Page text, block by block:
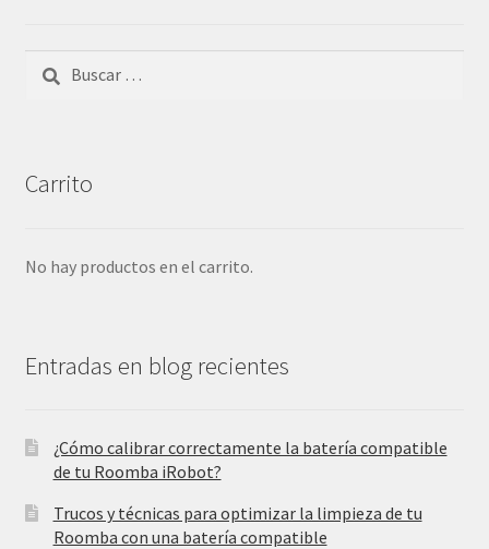
Carrito
No hay productos en el carrito.
Entradas en blog recientes
¿Cómo calibrar correctamente la batería compatible
de tu Roomba iRobot?
Trucos y técnicas para optimizar la limpieza de tu
Roomba con una batería compatible